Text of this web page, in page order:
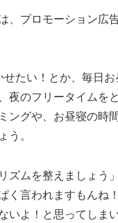
、プロモーション広
たい！とか、毎日
夜のフリータイムを
ングや、お昼寝の時
う。
ズムを整えましょう
く言われますもんね
いよ！と思ってしま